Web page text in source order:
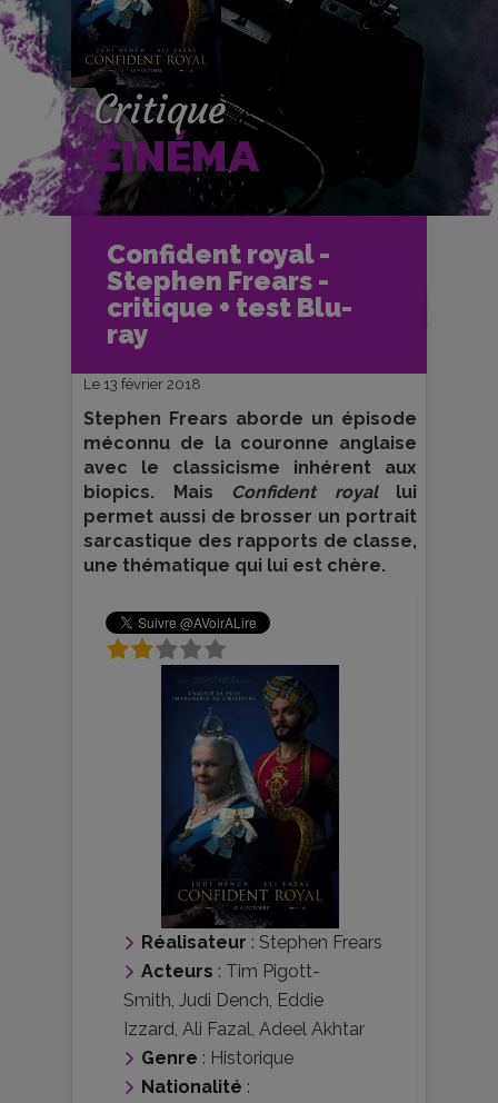
Critique
CINÉMA
Confident royal -
Stephen Frears -
critique + test Blu-
ray
Accueil
Cinéma
Critiques et fiches films
Confident royal - Stephen Frears -
critique + test Blu-ray
Le 13 février 2018
Stephen Frears aborde un épisode
méconnu de la couronne anglaise
avec le classicisme inhérent aux
biopics. Mais
Confident royallui
permet aussi de brosser un portrait
sarcastique des rapports de classe,
une thématique qui lui est chère.
Réalisateur : Stephen Frears
Acteurs : Tim Pigott-
Smith Judi Dench Eddie
Izzard Ali Fazal Adeel Akhtar
Genre : Historique
Nationalité :